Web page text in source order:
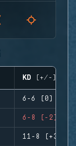
KD (+/-)
6-6 (0)
6-8 (-2)
11-8 (+3)